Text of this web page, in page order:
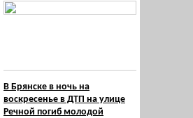
В Брянске в ночь на
воскресенье в ДТП на улице
Речной погиб молодой